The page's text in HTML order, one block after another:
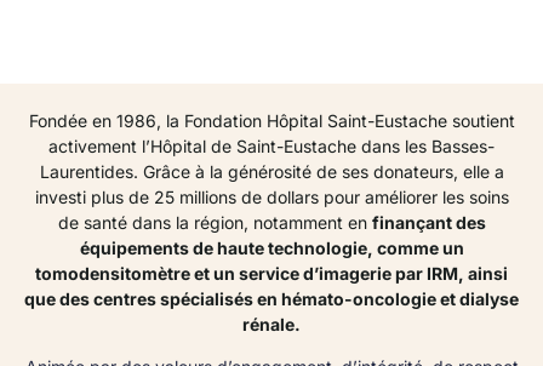
Fondée en 1986, la Fondation Hôpital Saint-Eustache soutient
activement l’Hôpital de Saint-Eustache dans les Basses-
Laurentides. Grâce à la générosité de ses donateurs, elle a
investi plus de 25 millions de dollars pour améliorer les soins
de santé dans la région, notamment en finançant des
équipements de haute technologie, comme un
tomodensitomètre et un service d’imagerie par IRM, ainsi
que des centres spécialisés en hémato-oncologie et dialyse
rénale.